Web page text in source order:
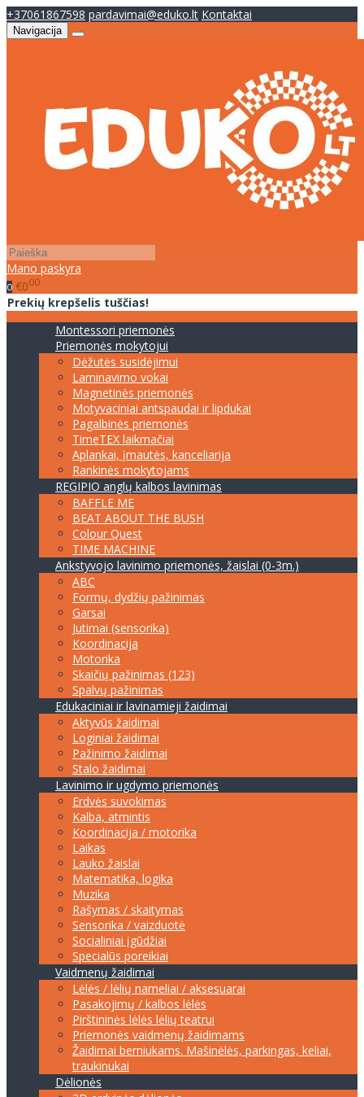
+37061867598 pardavimai@eduko.lt Kontaktai
Navigacija
Mano paskyra
0 €000
Prekių krepšelis tuščias!
Montessori priemonės
Priemonės mokytojui
Dėžutės susidėjimui
Laminavimo vokai
Magnetinės priemonės
Motyvaciniai antspaudai ir lipdukai
Pagalbinės priemonės
TimeTEX laikmačiai
Aplankai, įmautės, kanceliarija
Rankinės mokytojams
REGIPIO anglų kalbos lavinimas
BAFFLE ME
BEAT ABOUT THE BUSH
Colour Quest
TIME MACHINE
Ankstyvojo lavinimo priemonės, žaislai (0-3m.)
ABC
Formų, dydžių pažinimas
Garsai
Jutimai (sensorika)
Koordinacija
Motorika
Skaičių pažinimas (123)
Spalvų pažinimas
Edukaciniai ir lavinamieji žaidimai
Aktyvūs žaidimai
Loginiai žaidimai
Pažinimo žaidimai
Stalo žaidimai
Lavinimo ir ugdymo priemonės
Erdvės suvokimas
Kalba, atmintis
Koordinacija / motorika
Laikas
Lauko žaislai
Matematika, logika
Muzika
Rašymas / skaitymas
Sensorika / vaizduotė
Socialiniai įgūdžiai
Specialūs poreikiai
Vaidmenų žaidimai
Lėlės / lėlių nameliai / aksesuarai
Pasakojimų / kalbos lėlės
Pirštininės lėlės lėlių teatrui
Priemonės vaidmenų žaidimams
Žaidimai berniukams. Mašinėlės, parkingas, keliai,
traukinukai
Dėlionės